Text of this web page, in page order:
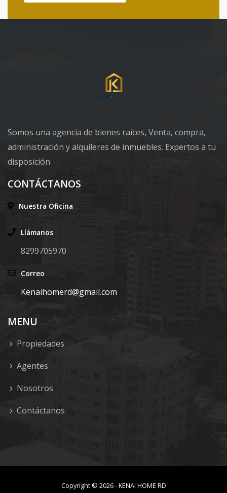
Somos una agencia de bienes raíces, Venta, compra,
administración y alquileres de inmuebles. Expertos a tu
disposición
CONTÁCTANOS
Nuestra Oficina
Llámanos
8299705970
Correo
Kenaihomerd@gmail.com
MENU
Propiedades
Agentes
Nosotros
Contáctanos
Copyright © 2026-KENAI HOME RD